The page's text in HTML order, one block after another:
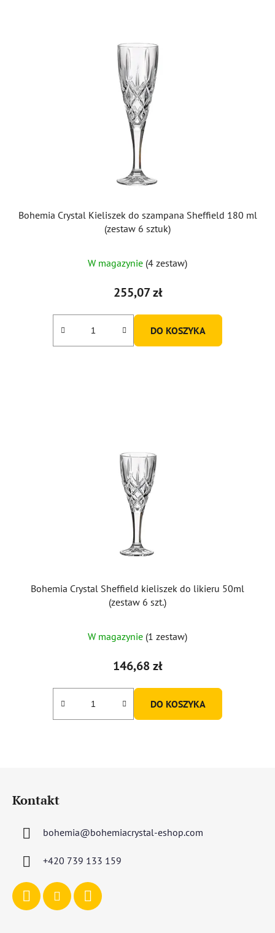
Bohemia Crystal Kieliszek do szampana Sheffield 180 ml
(zestaw 6 sztuk)
W magazynie (4 zestaw)
255,07 zł
DO KOSZYKA
Bohemia Crystal Sheffield kieliszek do likieru 50ml
(zestaw 6 szt.)
W magazynie (1 zestaw)
146,68 zł
DO KOSZYKA
Kontakt
bohemia@bohemiacrystal-eshop.com
+420 739 133 159